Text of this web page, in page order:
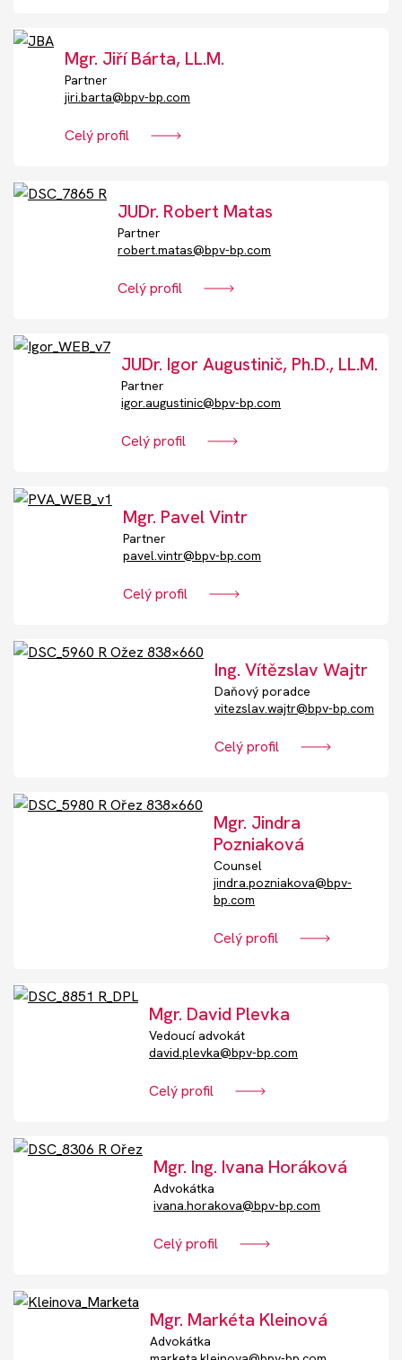
Mgr. Jiří Bárta, LL.M.
Partner
jiri.barta@bpv-bp.com
Celý profil
JUDr. Robert Matas
Partner
robert.matas@bpv-bp.com
Celý profil
JUDr. Igor Augustinič, Ph.D., LL.M.
Partner
igor.augustinic@bpv-bp.com
Celý profil
Mgr. Pavel Vintr
Partner
pavel.vintr@bpv-bp.com
Celý profil
Ing. Vítězslav Wajtr
Daňový poradce
vitezslav.wajtr@bpv-bp.com
Celý profil
Mgr. Jindra
Pozniaková
Counsel
jindra.pozniakova@bpv-
bp.com
Celý profil
Mgr. David Plevka
Vedoucí advokát
david.plevka@bpv-bp.com
Celý profil
Mgr. Ing. Ivana Horáková
Advokátka
ivana.horakova@bpv-bp.com
Celý profil
Mgr. Markéta Kleinová
Advokátka